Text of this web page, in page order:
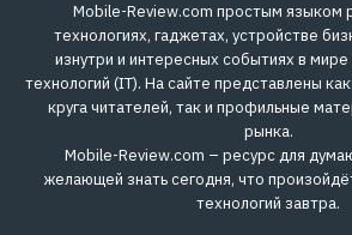
Mobile-Review.com простым языком
технологиях, гаджетах, устройстве
изнутри и интересных событиях в
технологий (IT). На сайте представлены
круга читателей, так и профильные
рынка.
Mobile-Review.com – ресурс для
желающей знать сегодня, что
технологий завтра.